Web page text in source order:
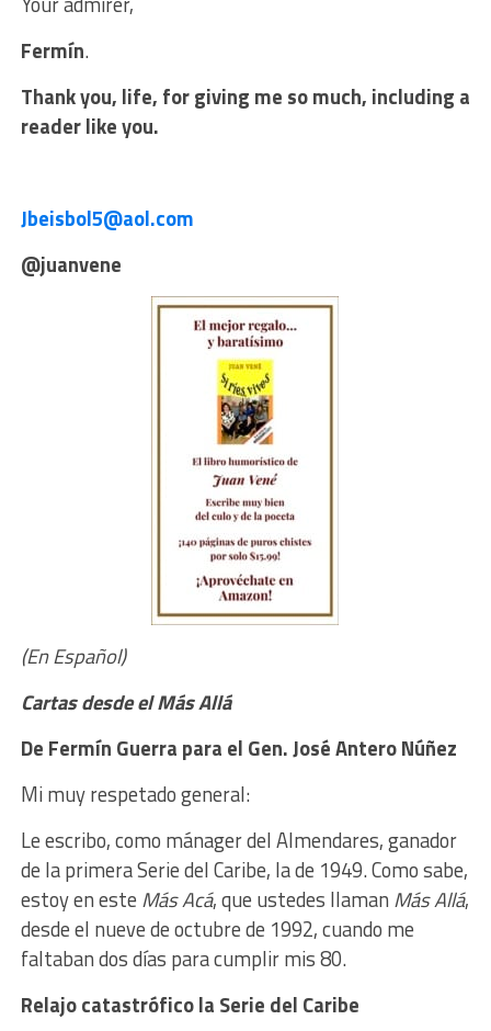
Fermín.
Thank you, life, for giving me so much, including a
reader like you.
Jbeisbol5@aol.com
@juanvene
(En Español)
Cartas desde el Más Allá
De Fermín Guerra para el Gen. José Antero Núñez
Mi muy respetado general:
Le escribo, como mánager del Almendares, ganador
de la primera Serie del Caribe, la de 1949. Como sabe,
estoy en este Más Acá, que ustedes llaman Más Allá,
desde el nueve de octubre de 1992, cuando me
faltaban dos días para cumplir mis 80.
Relajo catastróficola Serie del Caribe